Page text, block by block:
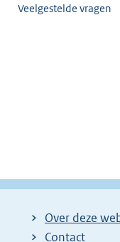
Veelgestelde vragen
Over deze
Contact